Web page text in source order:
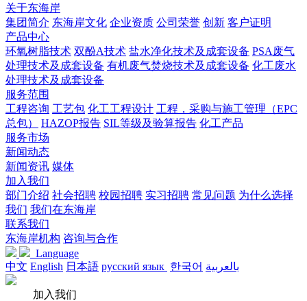
关于东海岸
集团简介 东海岸文化 企业资质 公司荣誉 创新 客户证明
产品中心
环氧树脂技术 双酚A技术 盐水净化技术及成套设备 PSA废气
处理技术及成套设备 有机废气焚烧技术及成套设备 化工废水
处理技术及成套设备
服务范围
工程咨询 工艺包 化工工程设计 工程，采购与施工管理（EPC
总包）
HAZOP报告 SIL等级及验算报告 化工产品
服务市场
新闻动态
新闻资讯 媒体
加入我们
部门介绍 社会招聘 校园招聘 实习招聘 常见问题 为什么选择
我们 我们在东海岸
联系我们
东海岸机构 咨询与合作
Language
中文 English 日本語 русский язык 한국어 بالعربية
加入我们